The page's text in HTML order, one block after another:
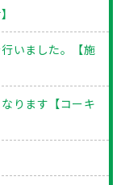
いました。【施
ります【コーキ